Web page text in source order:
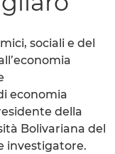
sociali e del
economia
della
Bolivariana del
investigatore.